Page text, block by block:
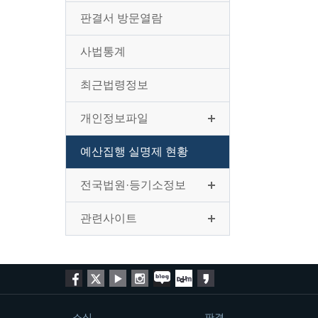
판결서 방문열람
사법통계
최근법령정보
개인정보파일
예산집행 실명제 현황
전국법원·등기소정보
관련사이트